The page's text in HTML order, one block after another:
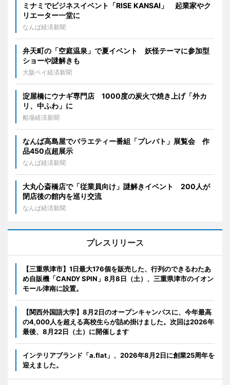
ミナミでビジネスイベント「RISE KANSAI」 起業家やク
リエーター一堂に
なんば経済新聞
弁天町の「空庭温泉」で夏イベント 妖怪テーマに参加型
ショーや謎解きも
大阪ベイ経済新聞
淀屋橋にウナギ専門店 1000度の炭火で焼き上げ「外カ
リ、中ふわ」に
船場経済新聞
なんば高島屋でバラエティー番組「プレバト」展覧会 作
品450点超展示
なんば経済新聞
大丸心斎橋店で「従業員向け」謎解きイベント 200人が
閉店後の館内を巡り交流
なんば経済新聞
プレスリリース
【三重県津市】1日最大176個を販売した、行列のできるわたあ
め自販機「CANDY SPIN」8月8日（土）、三重県津市のイオン
モール津南に設置。
【関西外国語大学】8月2日のオープンキャンパスに、今年最高
の4,000人を超える高校生らが詰め掛けました。次回は2026年
最後、8月22日（土）に開催します
インテリアブランド「a.flat」、2026年8月2日に創業25周年を
迎えました。